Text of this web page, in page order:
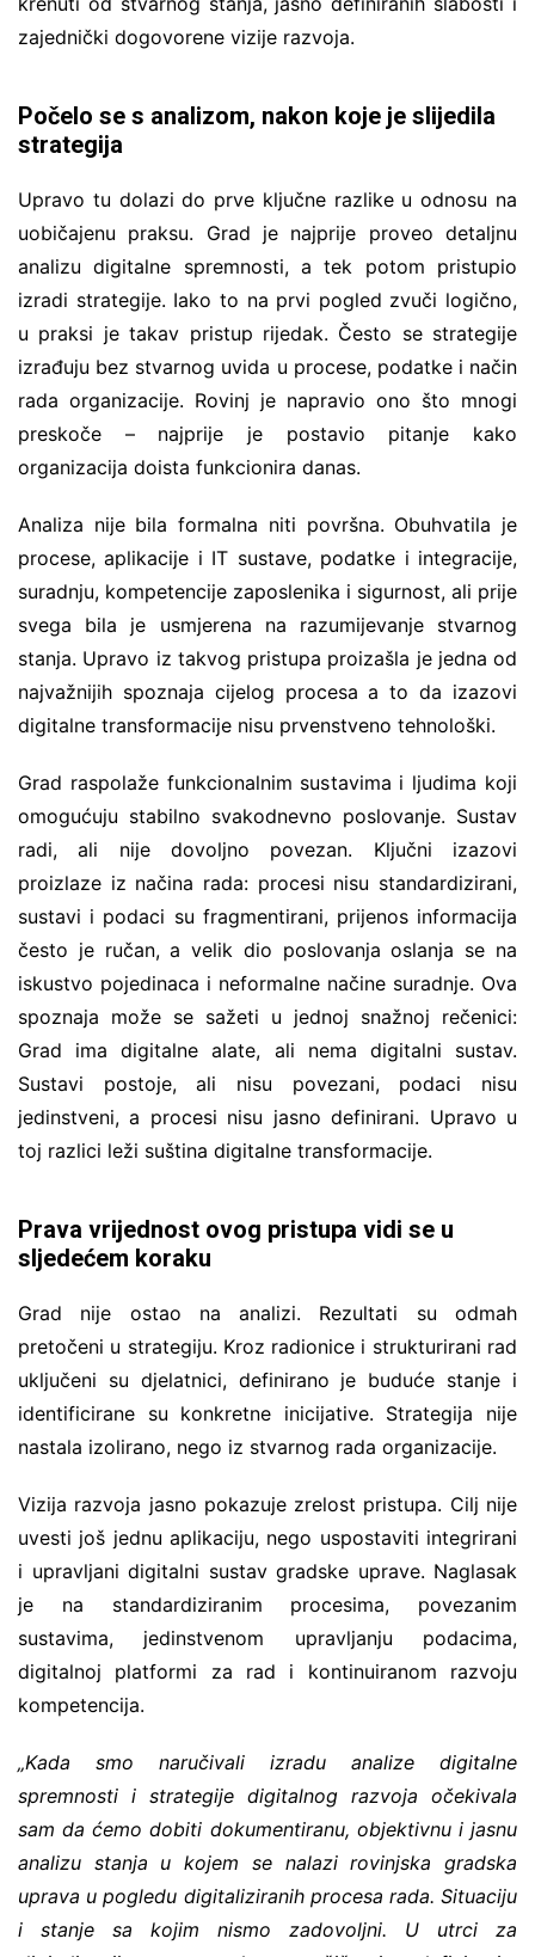
zajednički dogovorene vizije razvoja.
Počelo se s analizom, nakon koje je slijedila
strategija
Upravo tu dolazi do prve ključne razlike u odnosu na
uobičajenu praksu. Grad je najprije proveo detaljnu
analizu digitalne spremnosti, a tek potom pristupio
izradi strategije. Iako to na prvi pogled zvuči logično,
u praksi je takav pristup rijedak. Često se strategije
izrađuju bez stvarnog uvida u procese, podatke i način
rada organizacije. Rovinj je napravio ono što mnogi
preskoče – najprije je postavio pitanje kako
organizacija doista funkcionira danas.
Analiza nije bila formalna niti površna. Obuhvatila je
procese, aplikacije i IT sustave, podatke i integracije,
suradnju, kompetencije zaposlenika i sigurnost, ali prije
svega bila je usmjerena na razumijevanje stvarnog
stanja. Upravo iz takvog pristupa proizašla je jedna od
najvažnijih spoznaja cijelog procesa a to da izazovi
digitalne transformacije nisu prvenstveno tehnološki.
Grad raspolaže funkcionalnim sustavima i ljudima koji
omogućuju stabilno svakodnevno poslovanje. Sustav
radi, ali nije dovoljno povezan. Ključni izazovi
proizlaze iz načina rada: procesi nisu standardizirani,
sustavi i podaci su fragmentirani, prijenos informacija
često je ručan, a velik dio poslovanja oslanja se na
iskustvo pojedinaca i neformalne načine suradnje. Ova
spoznaja može se sažeti u jednoj snažnoj rečenici:
Grad ima digitalne alate, ali nema digitalni sustav.
Sustavi postoje, ali nisu povezani, podaci nisu
jedinstveni, a procesi nisu jasno definirani. Upravo u
toj razlici leži suština digitalne transformacije.
Prava vrijednost ovog pristupa vidi se u
sljedećem koraku
Grad nije ostao na analizi. Rezultati su odmah
pretočeni u strategiju. Kroz radionice i strukturirani rad
uključeni su djelatnici, definirano je buduće stanje i
identificirane su konkretne inicijative. Strategija nije
nastala izolirano, nego iz stvarnog rada organizacije.
Vizija razvoja jasno pokazuje zrelost pristupa. Cilj nije
uvesti još jednu aplikaciju, nego uspostaviti integrirani
i upravljani digitalni sustav gradske uprave. Naglasak
je na standardiziranim procesima, povezanim
sustavima, jedinstvenom upravljanju podacima,
digitalnoj platformi za rad i kontinuiranom razvoju
kompetencija.
„Kada smo naručivali izradu analize digitalne
spremnosti i strategije digitalnog razvoja očekivala
sam da ćemo dobiti dokumentiranu, objektivnu i jasnu
analizu stanja u kojem se nalazi rovinjska gradska
uprava u pogledu digitaliziranih procesa rada. Situaciju
i stanje sa kojim nismo zadovoljni. U utrci za